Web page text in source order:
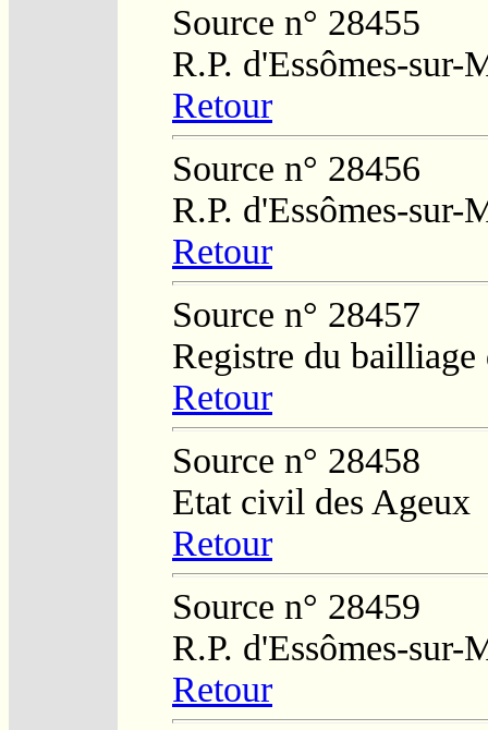
Source n° 28455
R.P. d'Essômes-sur-
Retour
Source n° 28456
R.P. d'Essômes-sur-
Retour
Source n° 28457
Registre du
Retour
Source n° 28458
Etat civil des Ageux
Retour
Source n° 28459
R.P. d'Essômes-sur-
Retour